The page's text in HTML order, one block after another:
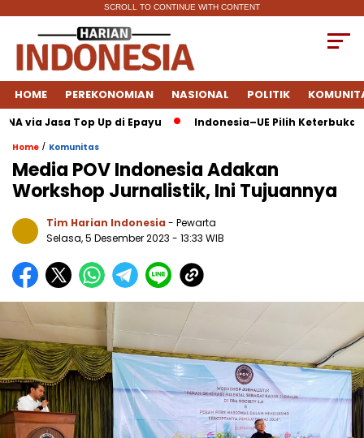
SCROLL TO CONTINUE WITH CONTENT
HOME PEREKONOMIAN NASIONAL POLITIK
Jasa Top Up di Epayu Indonesia–UE Pilih Keterbukaan:
Home / Komunitas
Media POV Indonesia Adakan
Workshop Jurnalistik, Ini Tujuannya
Tim Harian Indonesia - Pewarta
Selasa, 5 Desember 2023 - 13:33 WIB